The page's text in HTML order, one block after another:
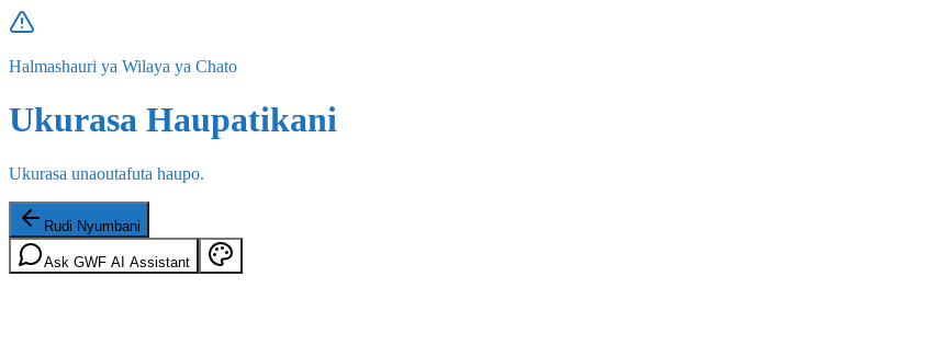
Halmashauri ya Wilaya ya Chato
Ukurasa Haupatikani
Ukurasa unaoutafuta haupo.
Rudi Nyumbani
Ask GWF AI Assistant